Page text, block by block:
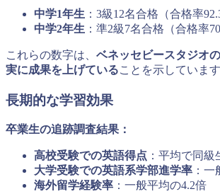
中学1年生 ：3級12名合格（合格率
中学2年生 ：準2級7名合格（合格率
これらの数字は、 ベネッセビースタジオ
実に成果を上げていることを示しています
長期的な学習効果
卒業生の追跡調査結果：
高校受験での英語得点 ：平均で同
大学受験での英語系学部進学率 ：
海外留学経験率 ：一般平均の4.2倍